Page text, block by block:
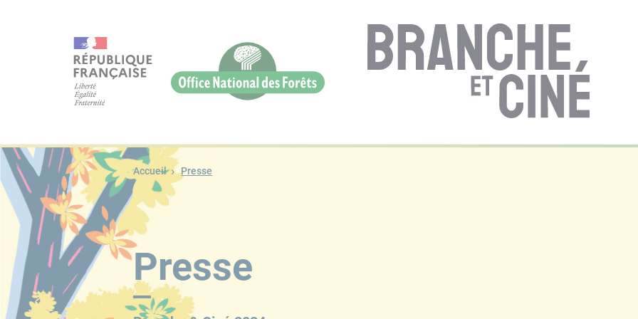
Un festival de cinéma en forêt
Les éditions précédentes
La programmation
Accueil Presse
Presse